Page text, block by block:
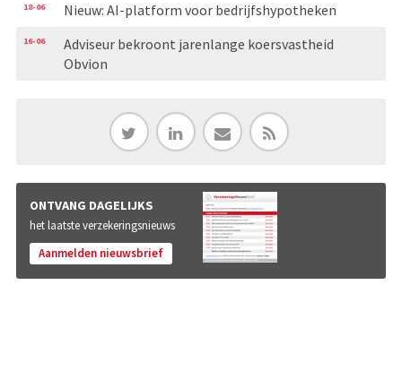
18-06 Nieuw: AI-platform voor bedrijfshypotheken
16-06
Adviseur bekroont jarenlange koersvastheid
Obvion
ONTVANG DAGELIJKS
het laatste verzekeringsnieuws
Aanmelden nieuwsbrief